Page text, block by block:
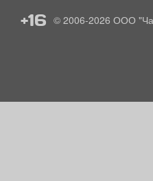
+16 © 2006-2026 ООО